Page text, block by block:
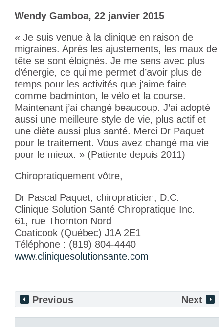
Wendy Gamboa, 22 janvier 2015
« Je suis venue à la clinique en raison de
migraines. Après les ajustements, les maux de
tête se sont éloignés. Je me sens avec plus
d’énergie, ce qui me permet d’avoir plus de
temps pour les activités que j’aime faire
comme badminton, le vélo et la course.
Maintenant j’ai changé beaucoup. J’ai adopté
aussi une meilleure style de vie, plus actif et
une diète aussi plus santé. Merci Dr Paquet
pour le traitement. Vous avez changé ma vie
pour le mieux. » (Patiente depuis 2011)
Chiropratiquement vôtre,
Dr Pascal Paquet, chiropraticien, D.C.
Clinique Solution Santé Chiropratique Inc.
61, rue Thornton Nord
Coaticook (Québec) J1A 2E1
Téléphone : (819) 804-4440
www.cliniquesolutionsante.com
Previous Next